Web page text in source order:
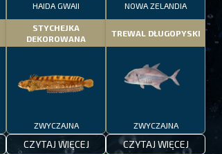
HAIDA GWAII
STYCHEJKA
DEKOROWANA
ZWYCZAJNA
CZYTAJ WIĘCEJ
NOWA ZELANDIA
TREWAL DŁUGOPYSKI
ZWYCZAJNA
CZYTAJ WIĘCEJ